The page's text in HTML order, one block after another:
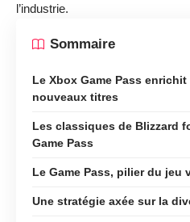
l’industrie.
Sommaire
Le Xbox Game Pass
nouveaux titres
Les classiques de Blizzard
Game Pass
Le Game Pass, pilier du jeu
Une stratégie axée sur la